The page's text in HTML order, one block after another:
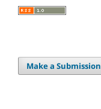
Make a Submission